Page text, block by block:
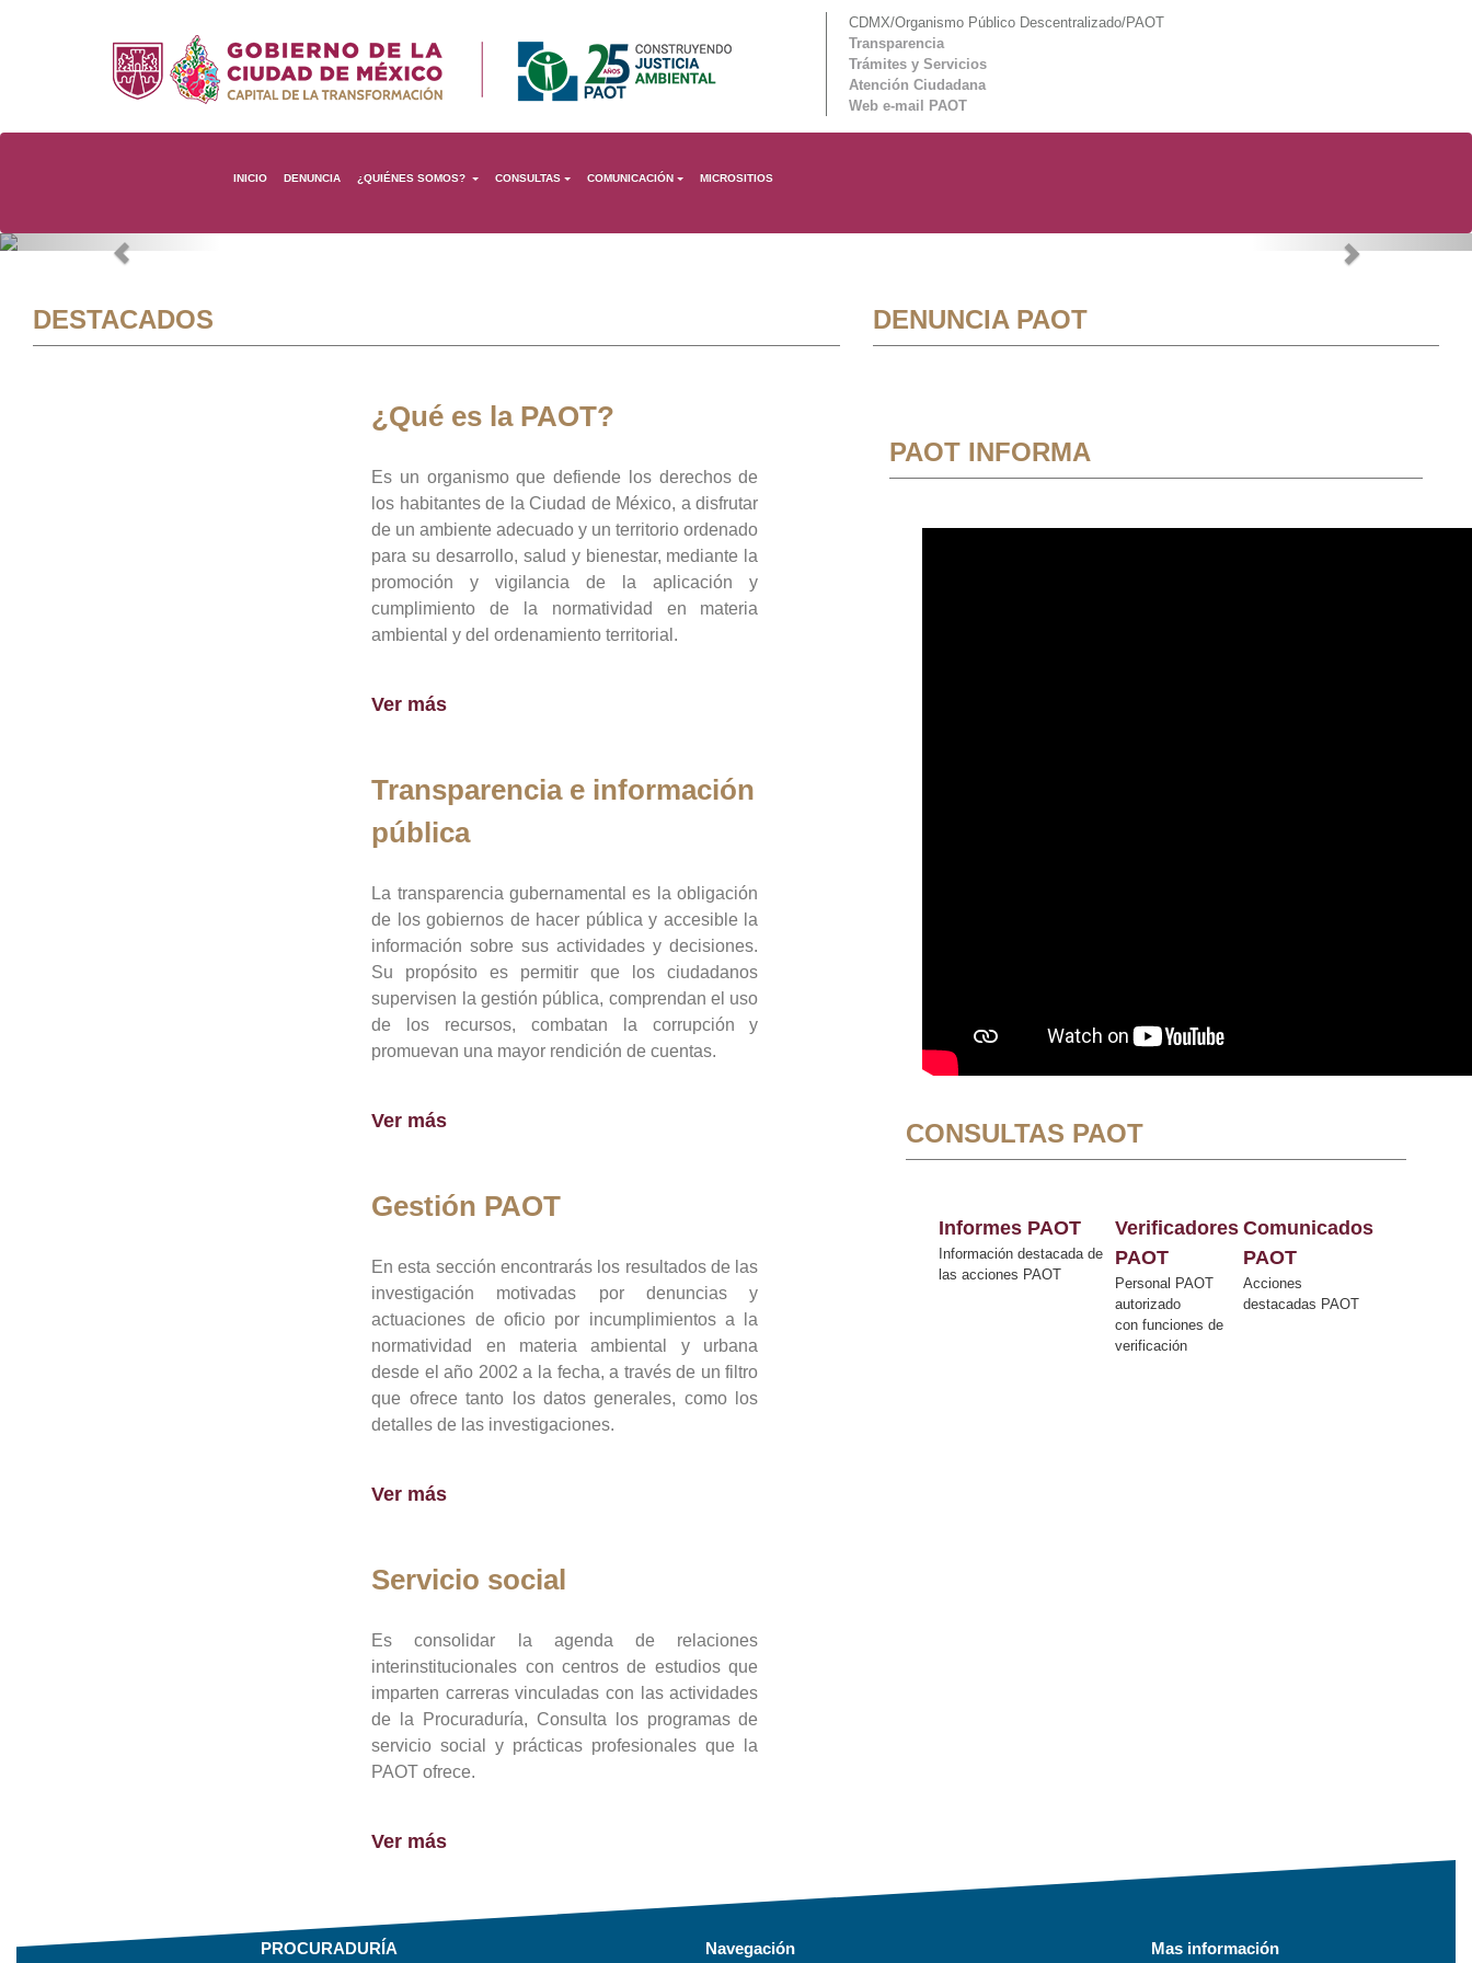
CDMX/Organismo Público Descentralizado/PAOT
Transparencia
Trámites y Servicios
Atención Ciudadana
Web e-mail PAOT
INICIO DENUNCIA ¿QUIÉNES SOMOS? CONSULTAS COMUNICACIÓN MICROSITIOS
Previous Next
DESTACADOS
¿Qué es la PAOT?
Es un organismo que defiende los derechos de
los habitantes de la Ciudad de México, a disfrutar
de un ambiente adecuado y un territorio ordenado
para su desarrollo, salud y bienestar, mediante la
promoción y vigilancia de la aplicación y
cumplimiento de la normatividad en materia
ambiental y del ordenamiento territorial.
Ver más
Transparencia e información
pública
La transparencia gubernamental es la obligación
de los gobiernos de hacer pública y accesible la
información sobre sus actividades y decisiones.
Su propósito es permitir que los ciudadanos
supervisen la gestión pública, comprendan el uso
de los recursos, combatan la corrupción y
promuevan una mayor rendición de cuentas.
Ver más
Gestión PAOT
En esta sección encontrarás los resultados de las
investigación motivadas por denuncias y
actuaciones de oficio por incumplimientos a la
normatividad en materia ambiental y urbana
desde el año 2002 a la fecha, a través de un filtro
que ofrece tanto los datos generales, como los
detalles de las investigaciones.
Ver más
Servicio social
Es consolidar la agenda de relaciones
interinstitucionales con centros de estudios que
imparten carreras vinculadas con las actividades
de la Procuraduría, Consulta los programas de
servicio social y prácticas profesionales que la
PAOT ofrece.
Ver más
DENUNCIA PAOT
PAOT INFORMA
CONSULTAS PAOT
Informes PAOT
Información destacada de
las acciones PAOT
Verificadores
PAOT
Personal PAOT
autorizado
con funciones de
verificación
Comunicados
PAOT
Acciones
destacadas PAOT
PROCURADURÍA Navegación Mas información